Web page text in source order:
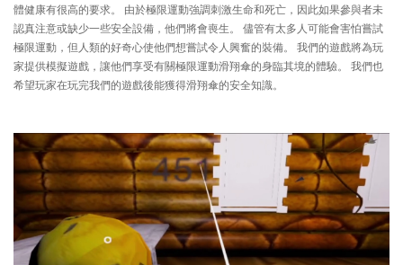
體健康有很高的要求。 由於極限運動強調刺激生命和死亡，因此如果參與者未
認真注意或缺少一些安全設備，他們將會喪生。 儘管有太多人可能會害怕嘗試
極限運動，但人類的好奇心使他們想嘗試令人興奮的裝備。 我們的遊戲將為玩
家提供模擬遊戲，讓他們享受有關極限運動滑翔傘的身臨其境的體驗。 我們也
希望玩家在玩完我們的遊戲後能獲得滑翔傘的安全知識。